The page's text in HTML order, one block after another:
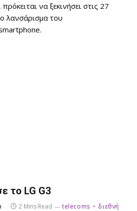
να ξεκινήσει στις 27
λανσάρισμα του
το LG G3
2 Mins Read telecoms διεθνή